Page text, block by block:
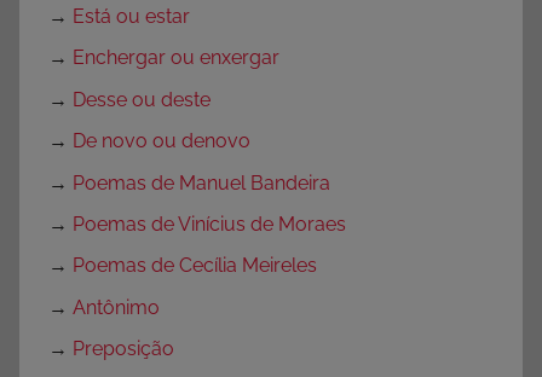
→ Está ou estar
→ Enchergar ou enxergar
→ Desse ou deste
→ De novo ou denovo
→ Poemas de Manuel Bandeira
→ Poemas de Vinícius de Moraes
→ Poemas de Cecília Meireles
→ Antônimo
→ Preposição